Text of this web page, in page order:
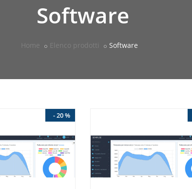
Software
Home Elenco prodotti Software
- 20 %